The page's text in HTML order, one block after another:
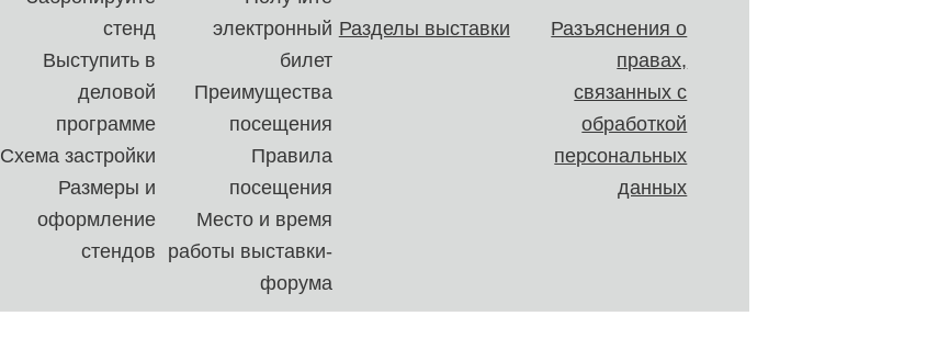
стенд
Выступить в
деловой
программе
Схема застройки
Размеры и
оформление
стендов
электронный
билет
Преимущества
посещения
Правила
посещения
Место и время
работы выставки-
форума
Разделы выставки
Разъяснения о
правах,
связанных с
обработкой
персональных
данных